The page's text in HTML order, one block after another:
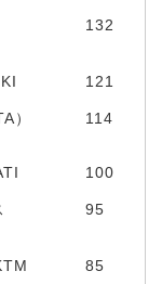
132
121
）
114
100
95
85